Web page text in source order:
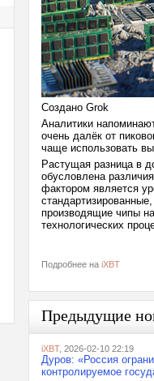
Создано Grok
Аналитики
очень далёк от
чаще использовать
Растущая разница в
обусловлена
фактором является
производящие чипы
технологических
Подробнее на iXBT
Предыдущие
iXBT, 2026-02-10 22:19
Дуров: «Россия
контролируемое